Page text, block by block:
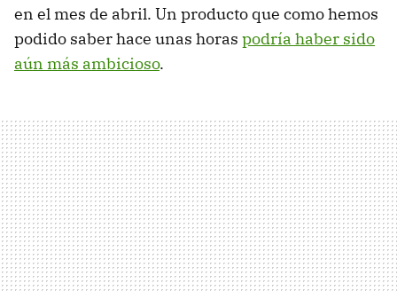
en el mes de abril. Un producto que como hemos
podido saber hace unas horas podría haber sido
aún más ambicioso.